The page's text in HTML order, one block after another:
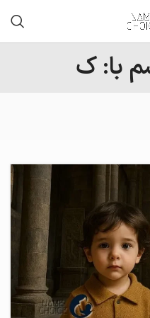
با: ک